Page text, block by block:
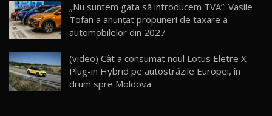
30:08
Noul Geely EX5 EM-i care a cucerit Moldova
AutoBlog.MD
23:36
20
Noul ZEEKR 7X / Test Drive AutoBlog.MD
29:08
„Nu suntem gata să introducem TVA”: Vasile
Tofan a anunțat propuneri de taxare a
automobilelor din 2027
(video) Cât a consumat noul Lotus Eletre X
Plug-in Hybrid pe autostrăzile Europei, în
drum spre Moldova